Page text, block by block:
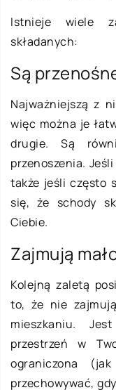
Istnieje wiele
składanych:
Są
Najważniejszą z
więc można je
drugie. Są
przenoszenia.
także jeśli często
się, że schody
Ciebie.
Zajmują
Kolejną zaletą
to, że nie
mieszkaniu.
przestrzeń w
ograniczona
przechowywać,